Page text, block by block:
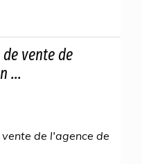
vente de
...
de l'agence de